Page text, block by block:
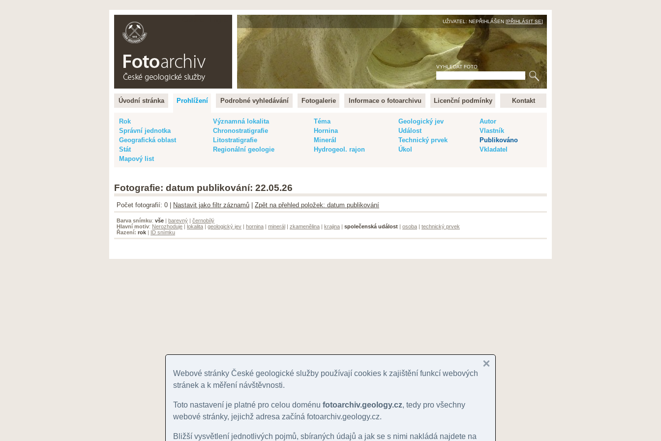
UŽIVATEL: NEPŘIHLÁŠEN [PŘIHLÁSIT SE]
VYHLEDAT FOTO
Úvodní stránka Prohlížení Podrobné vyhledávání Fotogalerie Informace o fotoarchivu Licenční podmínky Kontakt
Rok Významná lokalita Téma Geologický jev
Autor
Správní jednotka
Chronostratigrafie Hornina Událost
Vlastník
Geografická oblast
Litostratigrafie Minerál Technický prvek
Publikováno
Stát
Regionální geologie Hydrogeol. rajon Úkol
Vkladatel
Mapový list
Fotografie: datum publikování: 22.05.26
Počet fotografií: 0 | Nastavit jako filtr záznamů Zpět na přehled položek: datum publikování
Barva snímku: vše | barevný | černobílý
Hlavní motiv: Nerozhoduje | lokalita | geologický jev | hornina | minerál | zkamenělina | krajina | společenská událost | osoba | technický prvek
Řazení: rok | ID snímku
Webové stránky České geologické služby používají cookies k zajištění funkcí webových
stránek a k měření návštěvnosti.
Toto nastavení je platné pro celou doménu fotoarchiv.geology.cz, tedy pro všechny
webové stránky, jejichž adresa začíná fotoarchiv.geology.cz.
Bližší vysvětlení jednotlivých pojmů, sbíraných údajů a jak se s nimi nakládá najdete na